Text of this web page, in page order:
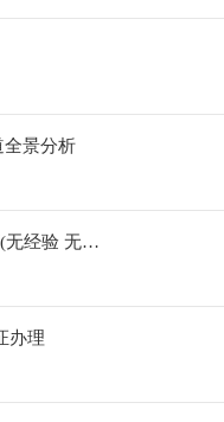
全景分析
无货源）
办理